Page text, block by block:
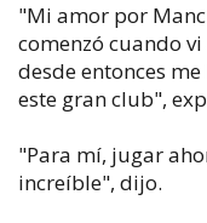
"Mi amor por
comenzó cuando
desde entonces
este gran club",
"Para mí, jugar
increíble", dijo.